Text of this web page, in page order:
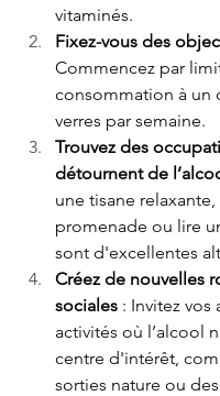
vitaminés.
Fixez-vous des
Commencez par
consommation à un
verres par semaine.
Trouvez des
détournent de
une tisane
promenade ou lire
sont d'excellentes
Créez de nouvelles
sociales : Invitez vos
activités où l’alcool
centre d'intérêt,
sorties nature ou